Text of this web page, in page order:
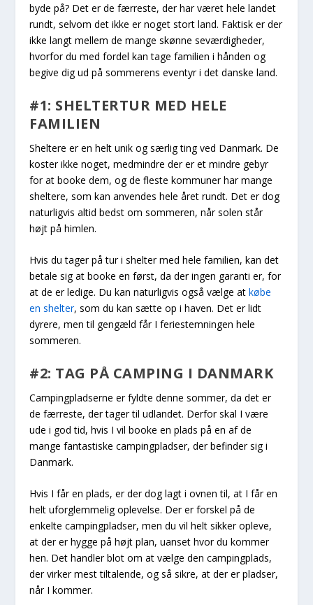
byde på? Det er de færreste, der har været hele landet
rundt, selvom det ikke er noget stort land. Faktisk er der
ikke langt mellem de mange skønne seværdigheder,
hvorfor du med fordel kan tage familien i hånden og
begive dig ud på sommerens eventyr i det danske land.
#1: SHELTERTUR MED HELE
FAMILIEN
Sheltere er en helt unik og særlig ting ved Danmark. De
koster ikke noget, medmindre der er et mindre gebyr
for at booke dem, og de fleste kommuner har mange
sheltere, som kan anvendes hele året rundt. Det er dog
naturligvis altid bedst om sommeren, når solen står
højt på himlen.
Hvis du tager på tur i shelter med hele familien, kan det
betale sig at booke en først, da der ingen garanti er, for
at de er ledige. Du kan naturligvis også vælge atkøbe
en shelter, som du kan sætte op i haven. Det er lidt
dyrere, men til gengæld får I feriestemningen hele
sommeren.
#2: TAG PÅ CAMPING I DANMARK
Campingpladserne er fyldte denne sommer, da det er
de færreste, der tager til udlandet. Derfor skal I være
ude i god tid, hvis I vil booke en plads på en af de
mange fantastiske campingpladser, der befinder sig i
Danmark.
Hvis I får en plads, er der dog lagt i ovnen til, at I får en
helt uforglemmelig oplevelse. Der er forskel på de
enkelte campingpladser, men du vil helt sikker opleve,
at der er hygge på højt plan, uanset hvor du kommer
hen. Det handler blot om at vælge den campingplads,
der virker mest tiltalende, og så sikre, at der er pladser,
når I kommer.